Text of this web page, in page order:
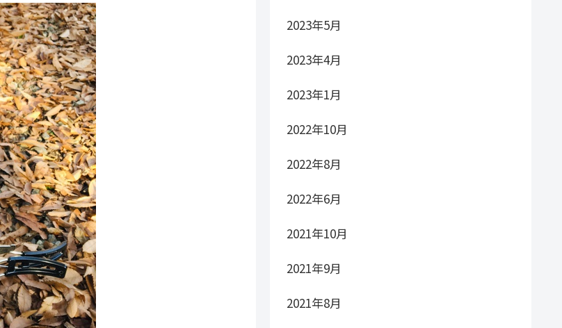
2023年5月
2023年4月
2023年1月
2022年10月
2022年8月
2022年6月
2021年10月
2021年9月
2021年8月